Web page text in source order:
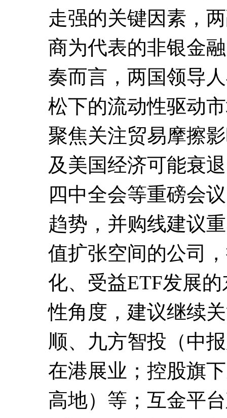
走强的关键因素，
商为代表的非银金
奏而言，两国领导
松下的流动性驱动
聚焦关注贸易摩擦
及美国经济可能衰
四中全会等重磅会
趋势，并购线建议
值扩张空间的公司
化、受益ETF发展
性角度，建议继续
顺、九方智投（中
在港展业；控股旗
高地）等；互金平